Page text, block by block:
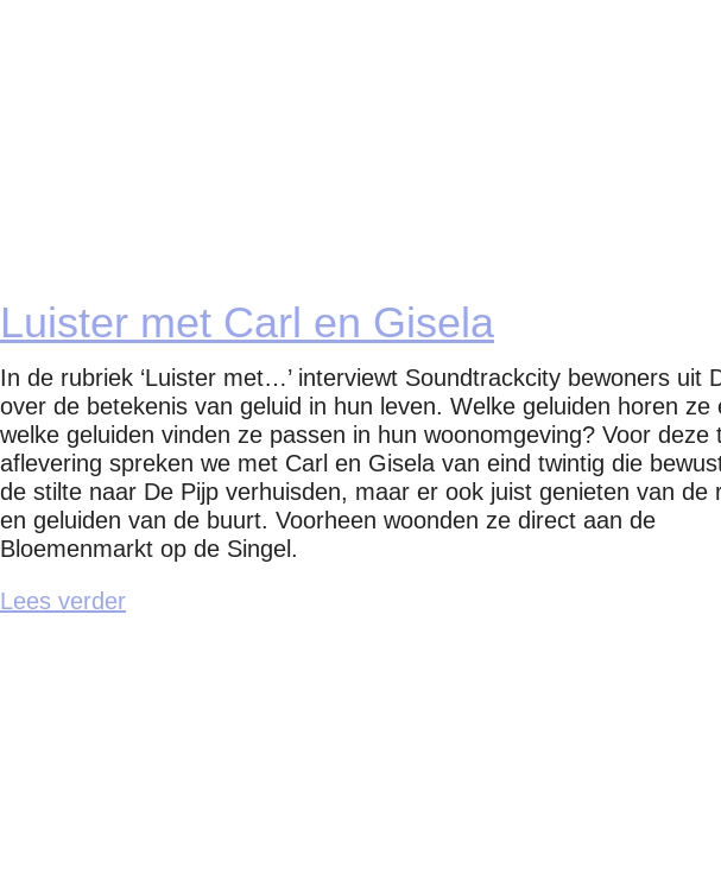
Luister met Carl en Gisela
In de rubriek ‘Luister met…’ interviewt Soundtrackcity bewoners uit
over de betekenis van geluid in hun leven. Welke geluiden horen ze
welke geluiden vinden ze passen in hun woonomgeving? Voor deze
aflevering spreken we met Carl en Gisela van eind twintig die
de stilte naar De Pijp verhuisden, maar er ook juist genieten van de
en geluiden van de buurt. Voorheen woonden ze direct aan de
Bloemenmarkt op de Singel.
Lees verder